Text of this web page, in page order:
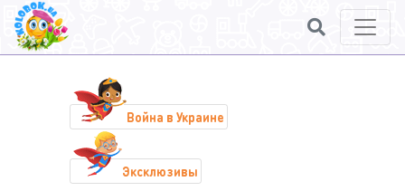
Война в Украине
Эксклюзивы